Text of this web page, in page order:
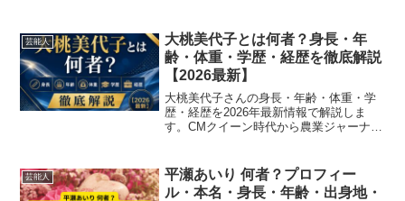
芸能人
大桃美代子とは何者？身長・年
齢・体重・学歴・経歴を徹底解説
【2026最新】
大桃美代子さんの身長・年齢・体重・学
歴・経歴を2026年最新情報で解説しま
す。CMクイーン時代から農業ジャーナリ
芸能人
平瀬あいり 何者？プロフィー
ル・本名・身長・年齢・出身地・